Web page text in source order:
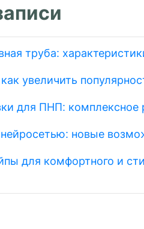
труба:
увеличить
для ПНП: комплексное
новые
для комфортного и